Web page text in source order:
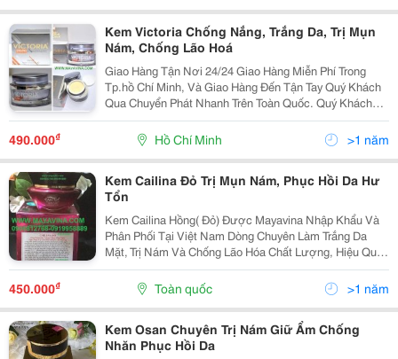
Kem Victoria Chống Nắng, Trắng Da, Trị Mụn
Nám, Chống Lão Hoá
Giao Hàng Tận Nơi 24/24 Giao Hàng Miễn Phí Trong
Tp.hồ Chí Minh, Và Giao Hàng Đến Tận Tay Quý Khách
Qua Chuyển Phát Nhanh Trên Toàn Quốc. Quý Khách
Vui Lòng Liên Hệ Để Được Tư Vấn Và Báo Giá Tốt
Nhất! Xin Chân Thành Cảm Ơn! Liên Hệ Tp.
490.000₫ Hồ Chí Minh >1 năm
Kem Cailina Đỏ Trị Mụn Nám, Phục Hồi Da Hư
Tổn
Kem Cailina Hồng( Đỏ) Được Mayavina Nhập Khẩu Và
Phân Phối Tại Việt Nam Dòng Chuyên Làm Trắng Da
Mặt, Trị Nám Và Chống Lão Hóa Chất Lượng, Hiệu Quả
Và Hoàn Toàn Thân Thiện Với Sức Khỏe Người Sử
Dụng. Kem Cailina Đỏ Giá Bao Nhiêu? Mã Sản Phẩm:...
450.000₫ Toàn quốc >1 năm
Kem Osan Chuyên Trị Nám Giữ Ẩm Chống
Nhăn Phục Hồi Da